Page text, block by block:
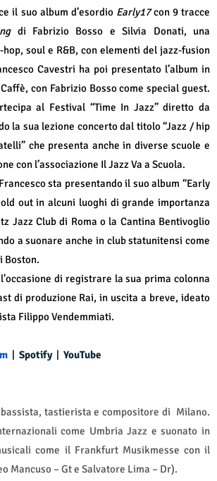
il suo album d’esordio Early17con 9 tracce
di Fabrizio Bosso e Silvia Donati, una
soul e R&B, con elementi del jazz-fusion
Cavestri ha poi presentato l’album in
con Fabrizio Bosso come special guest.
al Festival “Time In Jazz” diretto da
la sua lezione concerto dal titolo “Jazz / hip
che presenta anche in diverse scuole e
con l’associazione Il Jazz Va a Scuola.
sta presentando il suo album “Early
out in alcuni luoghi di grande importanza
Jazz Club di Roma o la Cantina Bentivoglio
a suonare anche in club statunitensi come
Boston.
di registrare la sua prima colonna
di produzione Rai, in uscita a breve, ideato
Filippo Vendemmiati.
Spotify YouTube
tastierista e compositore di Milano.
come Umbria Jazz e suonato in
come il Frankfurt Musikmesse con il
Mancuso – Gt e Salvatore Lima – Dr).